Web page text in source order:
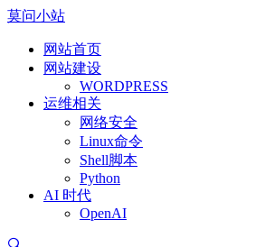
莫问小站
网站首页
网站建设
WORDPRESS
运维相关
网络安全
Linux命令
Shell脚本
Python
AI 时代
OpenAI